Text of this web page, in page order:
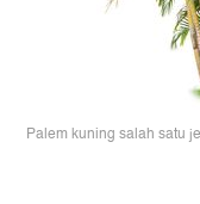
Palem kuning salah satu